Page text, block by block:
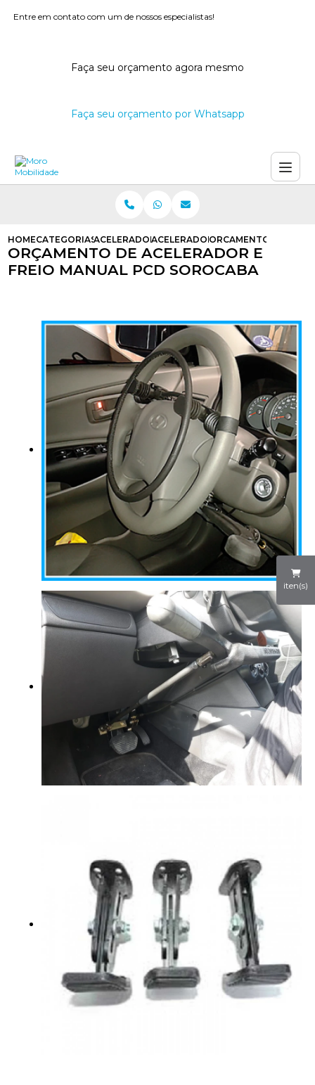
Entre em contato com um de nossos especialistas!
Faça seu orçamento agora mesmo
Faça seu orçamento por Whatsapp
iten(s)
HOMECATEGORIASACELERADORES E FREIOS MANUAIS
ACELERADOR E FREIO MANUAL
ORCAMENTO DE
ORÇAMENTO DE ACELERADOR E
FREIO MANUAL PCD SOROCABA